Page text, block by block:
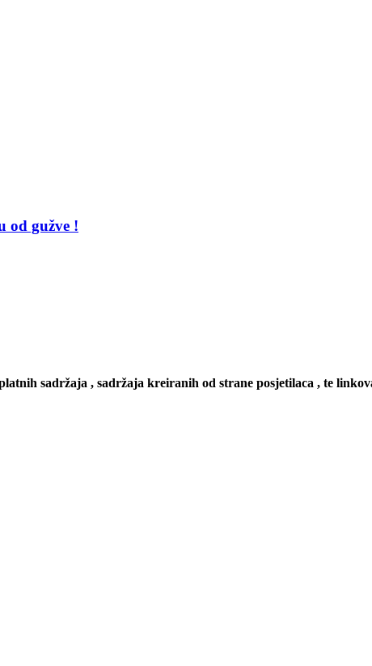
od gužve !
sadržaja , sadržaja kreiranih od strane posjetilaca , te